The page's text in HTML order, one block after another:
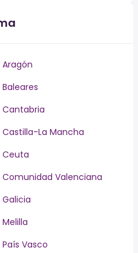
Aragón
Baleares
Cantabria
Castilla-La Mancha
Ceuta
Comunidad Valenciana
Galicia
Melilla
País Vasco